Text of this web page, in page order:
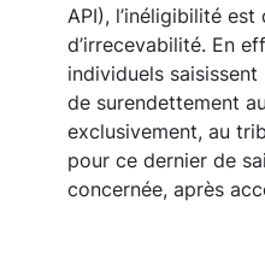
API), l’inéligibilité
d’irrecevabilité. En
individuels
de surendettement
exclusivement, au
pour ce dernier de
concernée, après